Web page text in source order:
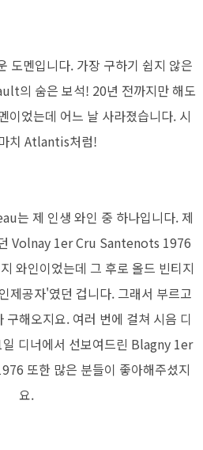
도멘입니다. 가장 구하기 쉽지 않은
의 숨은 보석! 20년 전까지만 해도
었는데 어느 날 사라졌습니다. 시
치 Atlantis처럼!
는 제 인생 와인 중 하나입니다. 제
Volnay 1er Cru Santenots 1976
와인이었는데 그 후로 올드 빈티지
제공자'였던 겁니다. 그래서 부르고
해오지요. 여러 번에 걸쳐 시음 디
디너에서 선보여드린 Blagny 1er
또한 많은 분들이 좋아해주셨지
요.